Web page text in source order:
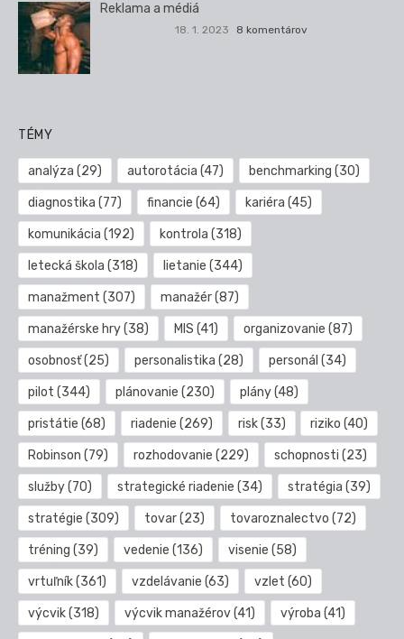
Reklama a médiá
18. 1. 2023 8 komentárov
TÉMY
analýza (29) autorotácia (47) benchmarking (30)
diagnostika (77) financie (64) kariéra (45)
komunikácia (192) kontrola (318)
letecká škola (318) lietanie (344)
manažment (307) manažér(87)
manažérske hry(38) MIS (41) organizovanie (87)
osobnosť(25) personalistika (28) personál (34)
pilot (344) plánovanie (230) plány(48)
pristátie (68) riadenie (269) risk(33) riziko (40)
Robinson (79) rozhodovanie (229) schopnosti (23)
služby(70) strategické riadenie (34) stratégia (39)
stratégie (309) tovar(23) tovaroznalectvo (72)
tréning (39) vedenie (136) visenie (58)
vrtuľník(361) vzdelávanie (63) vzlet (60)
výcvik(318) výcvik manažérov(41) výroba (41)